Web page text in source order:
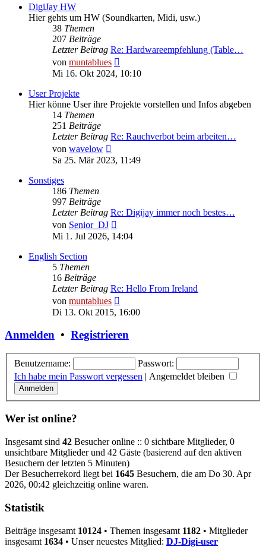
DigiJay HW
Hier gehts um HW (Soundkarten, Midi, usw.)
38 Themen
207 Beiträge
Letzter Beitrag Re: Hardwareempfehlung (Table…
von muntablues
Beitrag
Mi 16. Okt 2024, 10:10
User Projekte
Hier könne User ihre Projekte vorstellen und Infos abgeben
14 Themen
251 Beiträge
Letzter Beitrag Re: Rauchverbot beim arbeiten…
von wavelow
Beitrag
Sa 25. Mär 2023, 11:49
Sonstiges
186 Themen
997 Beiträge
Letzter Beitrag Re: Digijay immer noch bestes…
von Senior_DJ
Beitrag
Mi 1. Jul 2026, 14:04
English Section
5 Themen
16 Beiträge
Letzter Beitrag Re: Hello From Ireland
von muntablues
Beitrag
Di 13. Okt 2015, 16:00
Anmelden • Registrieren
Benutzername:
Passwort:
Ich habe mein Passwort vergessen | Angemeldet bleiben
Wer ist online?
Insgesamt sind 42 Besucher online :: 0 sichtbare Mitglieder, 0
unsichtbare Mitglieder und 42 Gäste (basierend auf den aktiven
Besuchern der letzten 5 Minuten)
Der Besucherrekord liegt bei 1645 Besuchern, die am Do 30. Apr
2026, 00:42 gleichzeitig online waren.
Statistik
Beiträge insgesamt 10124 • Themen insgesamt 1182 • Mitglieder
insgesamt 1634 • Unser neuestes Mitglied: DJ-Digi-user